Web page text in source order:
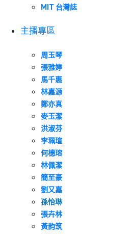
MIT 台灣誌
主播專區
周玉琴
張雅婷
馬千惠
林嘉源
鄭亦真
麥玉潔
洪淑芬
李珮瑄
何橞瑢
林佩潔
簡至豪
劉又嘉
孫怡琳
張卉林
黃韵筑